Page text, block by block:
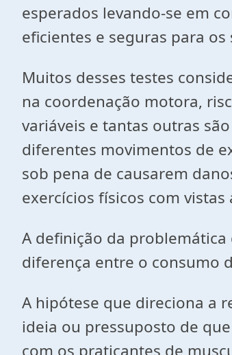
esperados levando-se em
eficientes e seguras para
Muitos desses testes
na coordenação motora,
variáveis e tantas outras
diferentes movimentos de
sob pena de causarem
exercícios físicos com
A definição da
diferença entre o consumo
A hipótese que direciona a
ideia ou pressuposto de
com os praticantes de